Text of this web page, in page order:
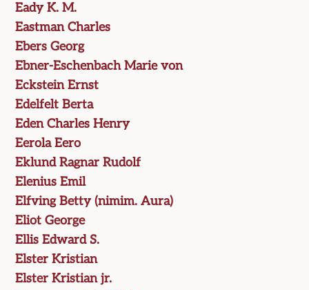
Eady K. M.
Eastman Charles
Ebers Georg
Ebner-Eschenbach Marie von
Eckstein Ernst
Edelfelt Berta
Eden Charles Henry
Eerola Eero
Eklund Ragnar Rudolf
Elenius Emil
Elfving Betty (nimim. Aura)
Eliot George
Ellis Edward S.
Elster Kristian
Elster Kristian jr.